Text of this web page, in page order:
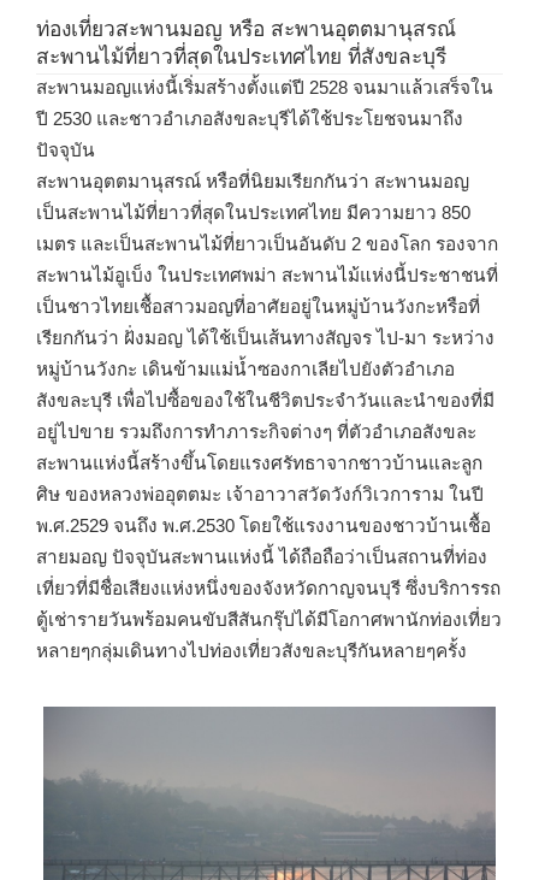
ท่องเที่ยวสะพานมอญ หรือ สะพานอุตตมานุสรณ์
สะพานไม้ที่ยาวที่สุดในประเทศไทย ที่สังขละบุรี
สะพานมอญแห่งนี้เริ่มสร้างตั้งแต่ปี 2528 จนมาแล้วเสร็จใน
ปี 2530 และชาวอำเภอสังขละบุรีได้ใช้ประโยชจนมาถึง
ปัจจุบัน
สะพานอุตตมานุสรณ์ หรือที่นิยมเรียกกันว่า สะพานมอญ
เป็นสะพานไม้ที่ยาวที่สุดในประเทศไทย มีความยาว 850
เมตร และเป็นสะพานไม้ที่ยาวเป็นอันดับ 2 ของโลก รองจาก
สะพานไม้อูเบ็ง ในประเทศพม่า สะพานไม้แห่งนี้ประชาชนที่
เป็นชาวไทยเชื้อสาวมอญที่อาศัยอยู่ในหมู่บ้านวังกะหรือที่
เรียกกันว่า ฝั่งมอญ ได้ใช้เป็นเส้นทางสัญจร ไป-มา ระหว่าง
หมู่บ้านวังกะ เดินข้ามแม่น้ำซองกาเลียไปยังตัวอำเภอ
สังขละบุรี เพื่อไปซื้อของใช้ในชีวิตประจำวันและนำของที่มี
อยู่ไปขาย รวมถึงการทำภาระกิจต่างๆ ที่ตัวอำเภอสังขละ
สะพานแห่งนี้สร้างขึ้นโดยแรงศรัทธาจากชาวบ้านและลูก
ศิษ ของหลวงพ่ออุตตมะ เจ้าอาวาสวัดวังก์วิเวการาม ในปี
พ.ศ.2529 จนถึง พ.ศ.2530 โดยใช้แรงงานของชาวบ้านเชื้อ
สายมอญ ปัจจุบันสะพานแห่งนี้ ได้ถือถือว่าเป็นสถานที่ท่อง
เที่ยวที่มีชื่อเสียงแห่งหนึ่งของจังหวัดกาญจนบุรี ซึ่งบริการรถ
ตู้เช่ารายวันพร้อมคนขับสีสันกรุ๊ปได้มีโอกาศพานักท่องเที่ยว
หลายๆกลุ่มเดินทางไปท่องเที่ยวสังขละบุรีกันหลายๆครั้ง